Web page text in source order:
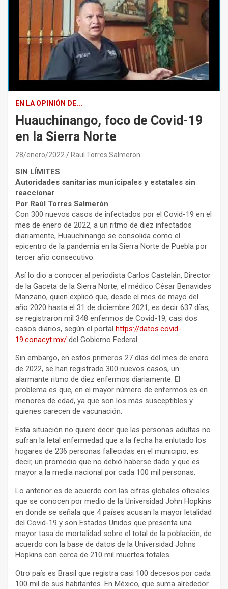
EN LA OPINIÓN DE...
Huauchinango, foco de Covid-19
en la Sierra Norte
28/enero/2022 Raul Torres Salmeron
SIN LÍMITES
Autoridades sanitarias municipales y estatales sin
reaccionar
Por Raúl Torres Salmerón
Con 300 nuevos casos de infectados por el Covid-19 en el
mes de enero de 2022, a un ritmo de diez infectados
diariamente, Huauchinango se consolida como el
epicentro de la pandemia en la Sierra Norte de Puebla por
tercer año consecutivo.
Así lo dio a conocer al periodista Carlos Castelán, Director
de la Gaceta de la Sierra Norte, el médico César Benavides
Manzano, quien explicó que, desde el mes de mayo del
año 2020 hasta el 31 de diciembre 2021, es decir 637 días,
se registraron mil 348 enfermos de Covid-19, casi dos
casos diarios, según el portal https://datos.covid-
19.conacyt.mx/ del Gobierno Federal.
Sin embargo, en estos primeros 27 días del mes de enero
de 2022, se han registrado 300 nuevos casos, un
alarmante ritmo de diez enfermos diariamente. El
problema es que, en el mayor número de enfermos es en
menores de edad, ya que son los más susceptibles y
quienes carecen de vacunación.
Esta situación no quiere decir que las personas adultas no
sufran la letal enfermedad que a la fecha ha enlutado los
hogares de 236 personas fallecidas en el municipio, es
decir, un promedio que no debió haberse dado y que es
mayor a la media nacional por cada 100 mil personas.
Lo anterior es de acuerdo con las cifras globales oficiales
que se conocen por medio de la Universidad John Hopkins
en donde se señala que 4 países acusan la mayor letalidad
del Covid-19 y son Estados Unidos que presenta una
mayor tasa de mortalidad sobre el total de la población, de
acuerdo con la base de datos de la Universidad Johns
Hopkins con cerca de 210 mil muertes totales.
Otro país es Brasil que registra casi 100 decesos por cada
100 mil de sus habitantes. En México, que suma alrededor